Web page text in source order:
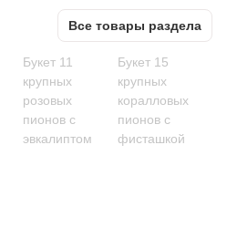
Все товары раздела
Букет 11
крупных
розовых
пионов с
эвкалиптом
Букет 15
крупных
коралловых
пионов с
фисташкой